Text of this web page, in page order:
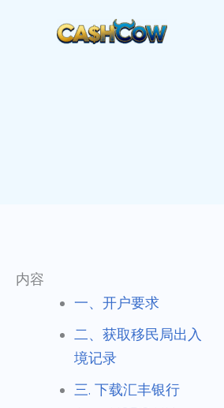
内容
一、开户要求
二、获取移民局出入
境记录
三. 下载汇丰银行